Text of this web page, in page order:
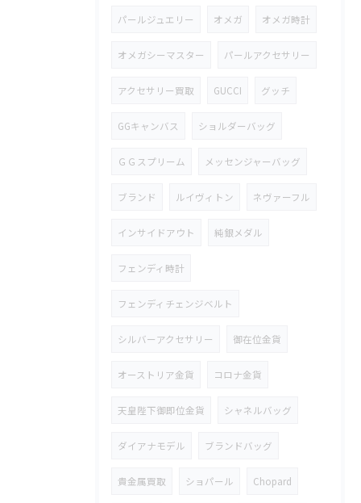
パールジュエリー オメガ オメガ時計
オメガシーマスター パールアクセサリー
アクセサリー買取 GUCCI グッチ
GGキャンバス ショルダーバッグ
ＧＧスプリーム メッセンジャーバッグ
ブランド ルイヴィトン ネヴァーフル
インサイドアウト 純銀メダル
フェンディ時計
フェンディチェンジベルト
シルバーアクセサリー 御在位金貨
オーストリア金貨 コロナ金貨
天皇陛下御即位金貨 シャネルバッグ
ダイアナモデル ブランドバッグ
貴金属買取 ショパール Chopard